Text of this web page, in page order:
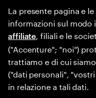
La presente pagina e
informazioni sul modo
affiliate, filiali e le
("Accenture"; "noi")
trattiamo e di cui
("dati personali",
in relazione a tali dati.